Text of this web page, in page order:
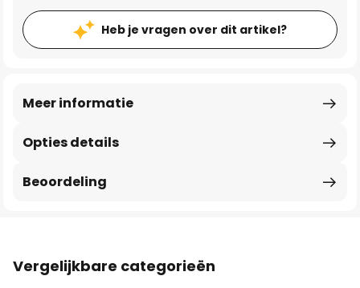
Heb je vragen over dit artikel?
Opties details
Meer informatie
Beoordeling
Vergelijkbare categorieën